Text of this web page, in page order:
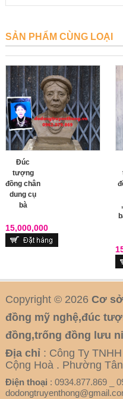
SẢN PHẨM CÙNG LOẠI
Đúc
tượng
đồng chân
dung cụ
bà
15,000,000
Copyright © 2026 Cơ
đồng mỹ nghệ,đúc
đồng,trống đồng lưu
Địa chỉ : Công Ty
Cộng Hoà . Phường
Điện thoại : 0934.877.869 _